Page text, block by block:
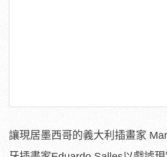
讓現居墨西哥的義大利插畫家